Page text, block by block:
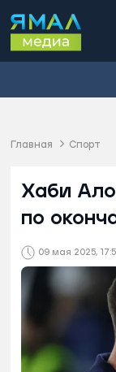
Главная Спорт
09 мая 2025,
Хаби
по